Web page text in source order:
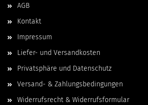
AGB
Kontakt
Impressum
Liefer- und Versandkosten
Privatsphäre und Datenschutz
Versand- & Zahlungsbedingungen
Widerrufsrecht & Widerrufsformular